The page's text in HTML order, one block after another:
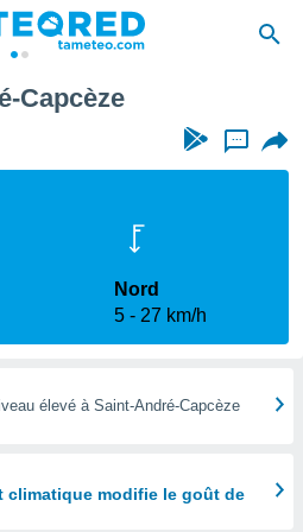
Capcèze
...
Nord
5
27 km/h
élevé à Saint-André-Capcèze
climatique modifie le goût de